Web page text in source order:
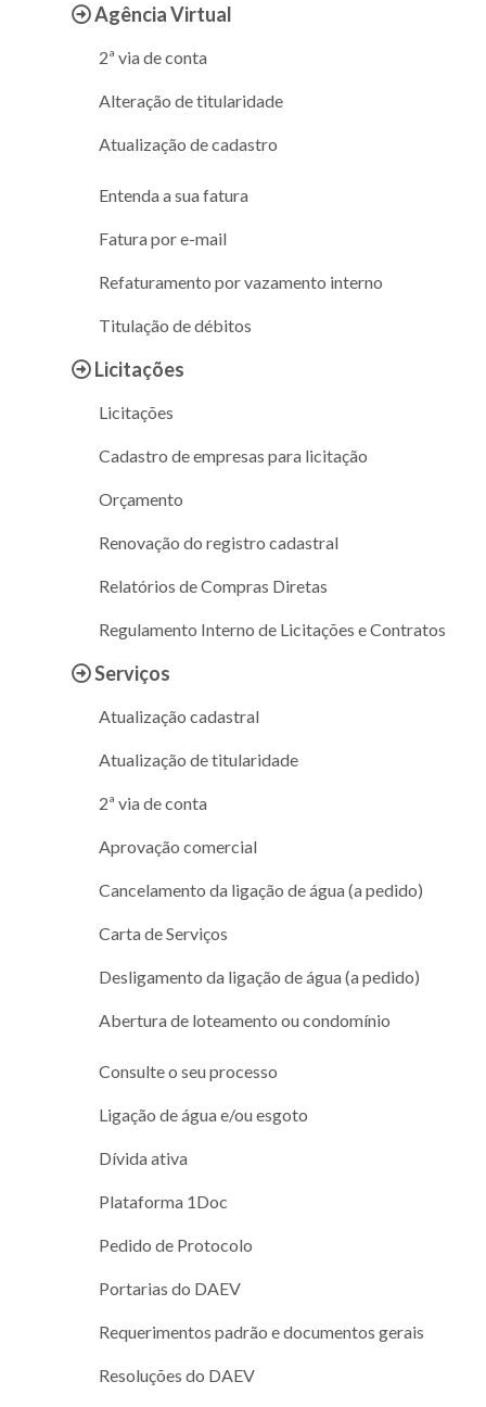
Agência Virtual
2ª via de conta
Alteração de titularidade
Atualização de cadastro
Entenda a sua fatura
Fatura por e-mail
Refaturamento por vazamento interno
Titulação de débitos
Licitações
Licitações
Cadastro de empresas para licitação
Orçamento
Renovação do registro cadastral
Relatórios de Compras Diretas
Regulamento Interno de Licitações e Contratos
Serviços
Atualização cadastral
Atualização de titularidade
2ª via de conta
Aprovação comercial
Cancelamento da ligação de água (a pedido)
Carta de Serviços
Desligamento da ligação de água (a pedido)
Abertura de loteamento ou condomínio
Consulte o seu processo
Ligação de água e/ou esgoto
Dívida ativa
Plataforma 1Doc
Pedido de Protocolo
Portarias do DAEV
Requerimentos padrão e documentos gerais
Resoluções do DAEV